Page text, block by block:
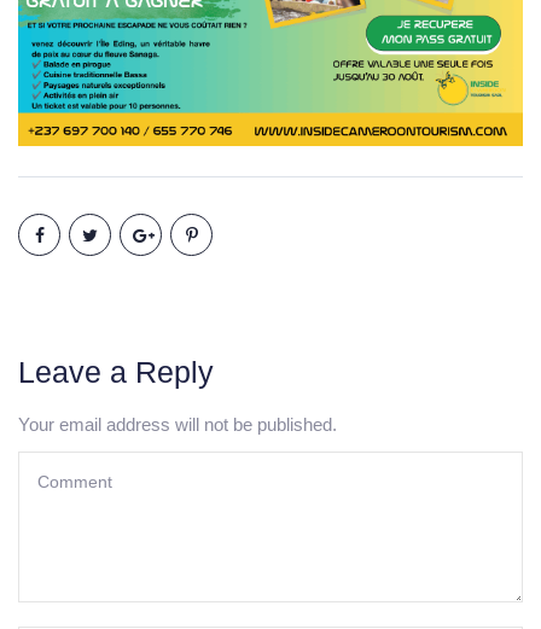
Leave a Reply
Your email address will not be published.